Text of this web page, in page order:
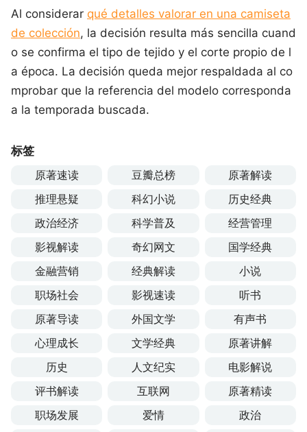
Al considerar qué detalles valorar en una camiseta
de colección, la decisión resulta más sencilla cuand
o se confirma el tipo de tejido y el corte propio de l
a época. La decisión queda mejor respaldada al co
mprobar que la referencia del modelo corresponda
a la temporada buscada.
标签
原著速读 豆瓣总榜
原著解读
推理悬疑
科幻小说
历史经典
政治经济
科学普及
经营管理
影视解读
奇幻网文
国学经典
金融营销
经典解读
小说
职场社会
影视速读
听书
原著导读
外国文学
有声书
心理成长
文学经典
原著讲解
历史
人文纪实
电影解说
评书解读
互联网
原著精读
职场发展
爱情 政治